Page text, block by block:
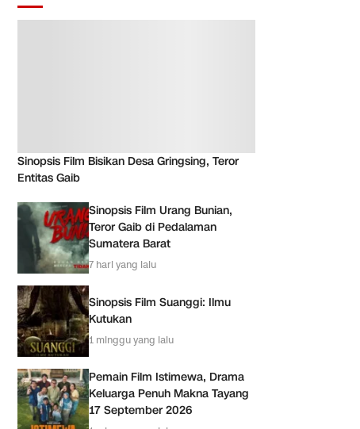
Sinopsis Film Bisikan Desa Gringsing, Teror
Entitas Gaib
Sinopsis Film Urang Bunian,
Teror Gaib di Pedalaman
Sumatera Barat
7 hari yang lalu
Sinopsis Film Suanggi: Ilmu
Kutukan
1 minggu yang lalu
Pemain Film Istimewa, Drama
Keluarga Penuh Makna Tayang
17 September 2026